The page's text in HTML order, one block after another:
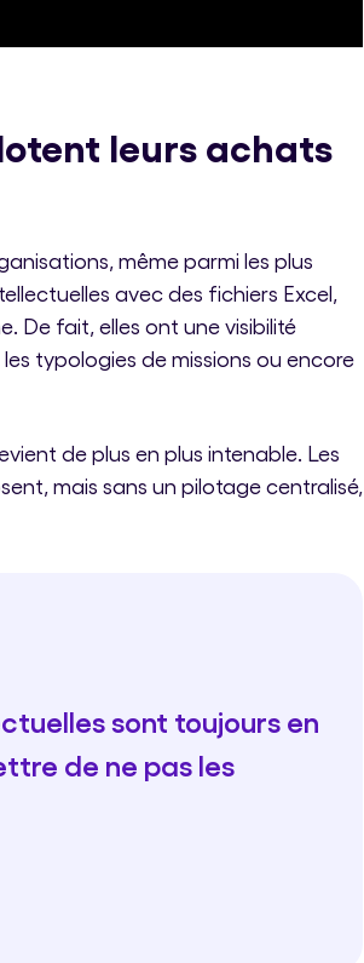
leurs achats
même parmi les plus
avec des fichiers Excel,
De fait, elles ont une visibilité
typologies de missions ou encore
de plus en plus intenable. Les
mais sans un pilotage centralisé,
sont toujours en
de ne pas les